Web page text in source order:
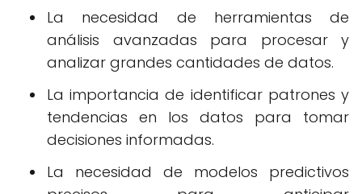
La necesidad de herramientas de
análisis avanzadas para procesar y
analizar grandes cantidades de datos.
La importancia de identificar patrones y
tendencias en los datos para tomar
decisiones informadas.
La necesidad de modelos predictivos